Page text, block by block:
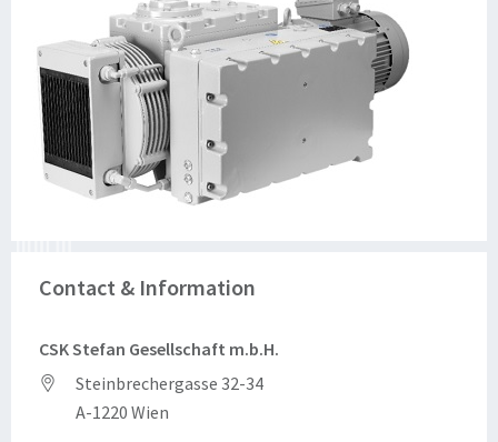
Contact & Information
CSK Stefan Gesellschaft m.b.H.
Steinbrechergasse 32-34
A-1220 Wien